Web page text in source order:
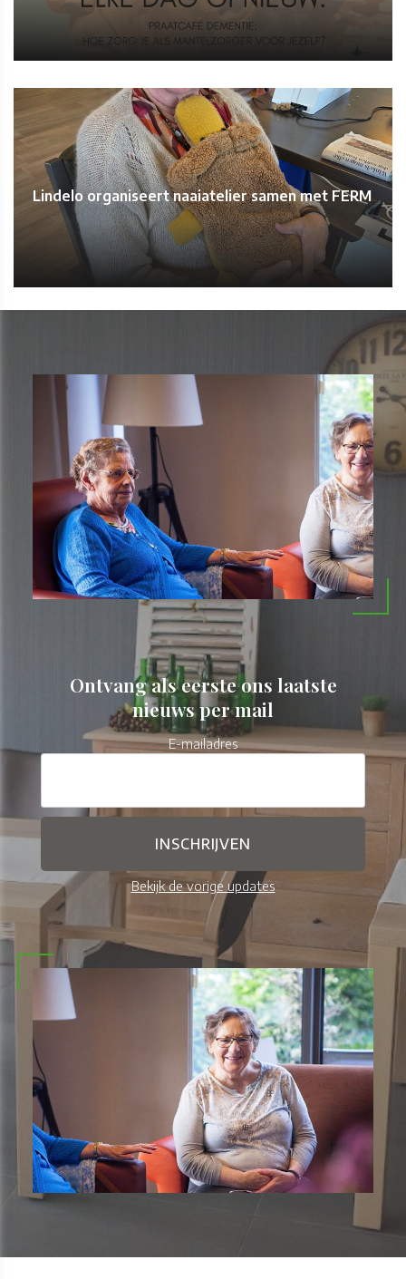
Lindelo organiseert naaiatelier samen met FERM
Ontvang als eerste ons laatste
nieuws per mail
E-mailadres
Bekijk de vorige updates